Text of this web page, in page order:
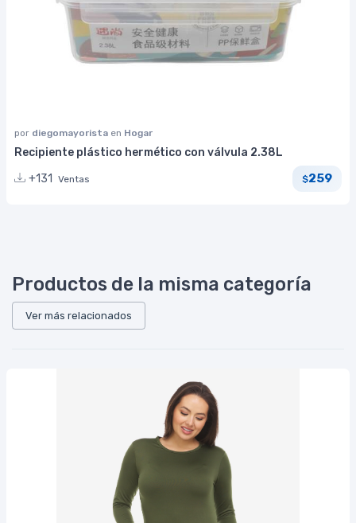
por diegomayorista en Hogar
Recipiente plástico hermético con válvula 2.38L
+131
Ventas $259
Productos de la misma categoría
Ver más relacionados